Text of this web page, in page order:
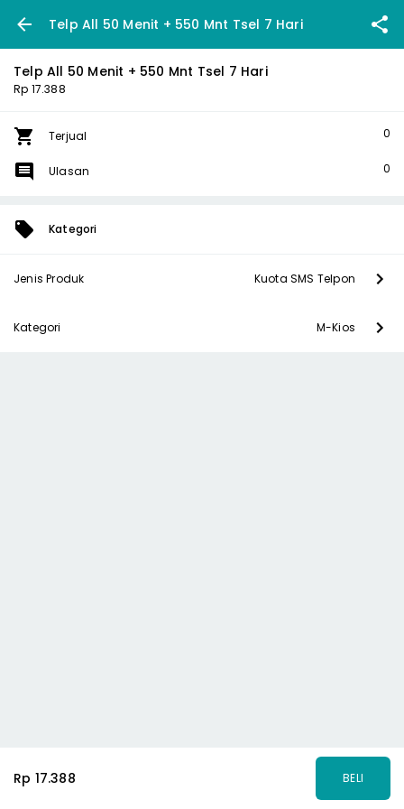
Telp All 50 Menit + 550 Mnt Tsel 7 Hari
Telp All 50 Menit + 550 Mnt Tsel 7 Hari
Rp 17.388
Terjual 0
Ulasan 0
Kategori
Jenis Produk Kuota SMS Telpon
Kategori M-Kios
Rp 17.388 BELI